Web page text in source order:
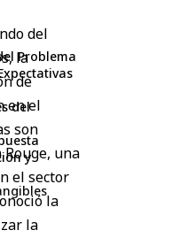
del
la
de
en el
son
una
el sector
la
la
Problema
del
y